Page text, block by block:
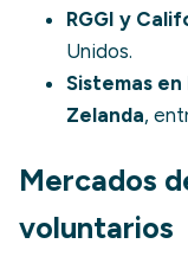
RGGI y
Unidos.
Sistemas en
Zelanda,
Mercados
voluntarios